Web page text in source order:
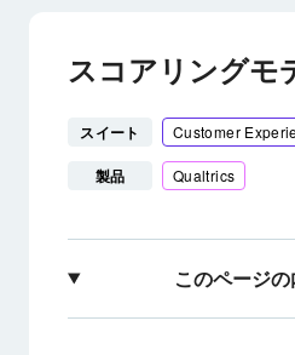
スコアリングモ
スイート Customer
製品 Qualtrics
このページ